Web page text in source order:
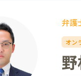
弁護
オン